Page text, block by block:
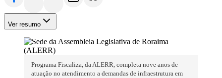
Ver resumo
Programa Fiscaliza, da ALERR, completa nove anos de
atuação no atendimento a demandas de infraestrutura em